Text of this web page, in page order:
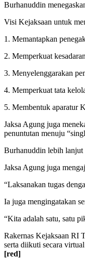
‎Burhanuddin
Visi Kejaksaan untuk
1. ‎Memantapkan
2.‎ Memperkuat
3. ‎Menyelenggarakan
4. ‎Memperkuat tata
5. ‎Membentuk aparatur
Jaksa Agung juga
penuntutan menuju
Burhanuddin lebih lanjut
Jaksa Agung juga
“Laksanakan tugas
Ia juga mengingatakan
“Kita adalah satu, satu
Rakernas Kejaksaan RI
serta diikuti secara
[red]